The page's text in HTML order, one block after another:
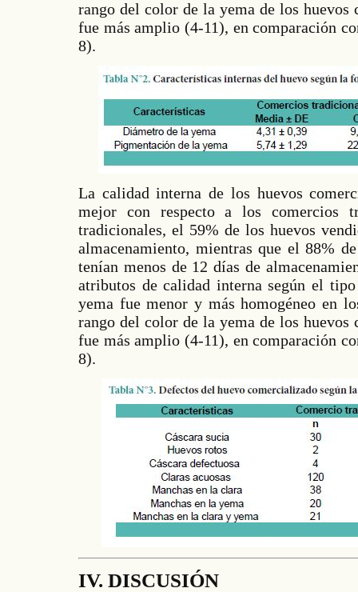
rango del color de la yema de los huevos
fue más amplio (4-11), en comparación
8).
La calidad interna de los huevos
mejor con respecto a los comercios
tradicionales, el 59% de los huevos
almacenamiento, mientras que el 88%
tenían menos de 12 días de
atributos de calidad interna según el
yema fue menor y más homogéneo en
rango del color de la yema de los huevos
fue más amplio (4-11), en comparación
8).
IV. DISCUSIÓN